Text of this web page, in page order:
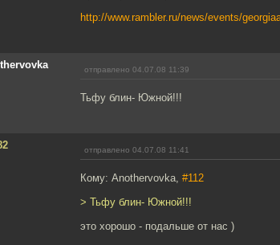
http://www.rambler.ru/news/events/
отправлено 04.07.08 11:39
Тьфу блин- Южной!!!
отправлено 04.07.08 11:41
Кому: Anothervovka, #112
> Тьфу блин- Южной!!!
это хорошо - подальше от нас )